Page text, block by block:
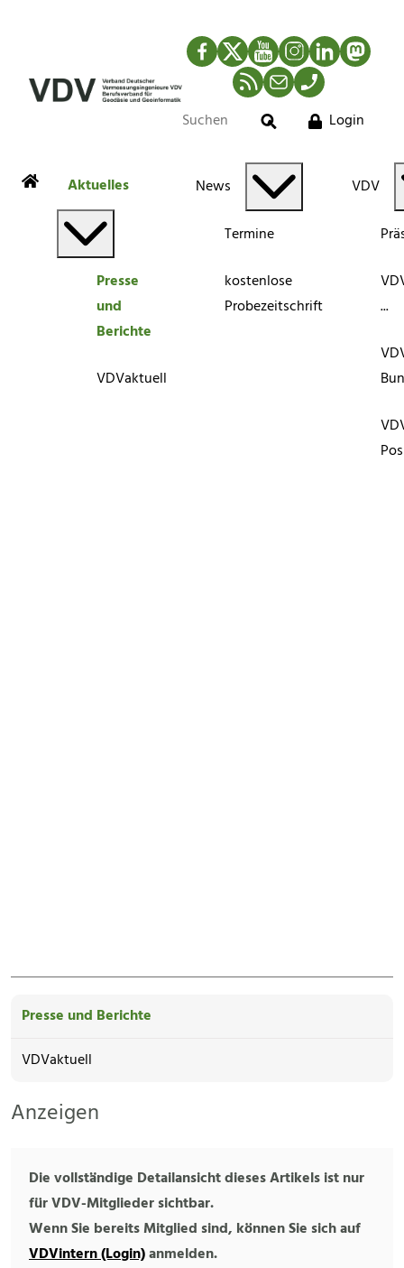
Facebook
TwitterYouTubeInstagram
LinkedIn
RSS-Newsfeed
MailTelefon
Suche
Login
Aktuelles
Presse
und
Berichte
VDVaktuell
News
Termine
kostenlose
Probezeitschrift
VDV
...
Presse und Berichte
VDVaktuell
Anzeigen
Die vollständige Detailansicht dieses Artikels ist nur
für VDV-Mitglieder sichtbar.
Wenn Sie bereits Mitglied sind, können Sie sich auf
VDVintern (Login)anmelden.